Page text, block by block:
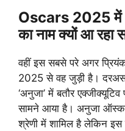
Oscars 2025
का नाम क्यों आ रहा
वहीं इस सबसे परे अगर
2025 से वह जुड़ी है। दरअसल
‘अनुजा’ में बतौर
सामने आया है। अनुजा
श्रेणी में शामिल है लेकिन इस